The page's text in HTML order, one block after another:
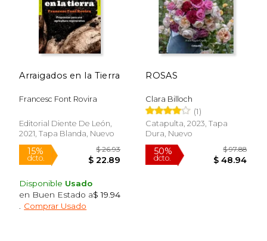
Arraigados en la Tierra
Francesc Font Rovira
Editorial Diente De León,
2021, Tapa Blanda, Nuevo
Disponible Usado
en Buen Estado a$ 19.94
Comprar Usado
ROSAS
Clara Billoch
(1)
Catapulta, 2023, Tapa
Dura, Nuevo